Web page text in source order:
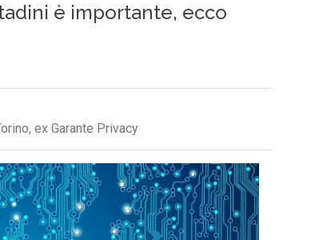
è importante, ecco
ex Garante Privacy